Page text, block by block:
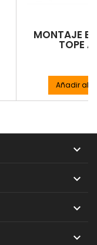
MONTAJE
TOPE
Añadir al



